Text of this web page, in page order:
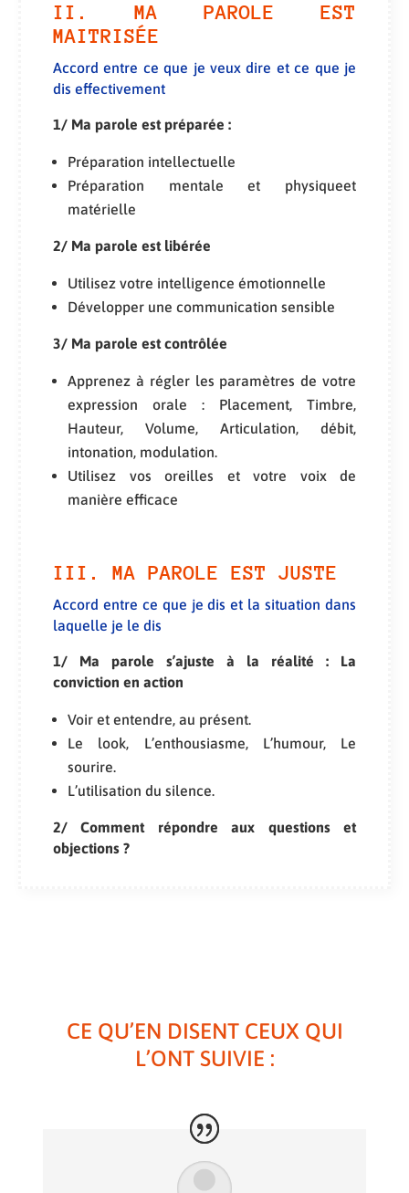
II. MA PAROLE EST
MAITRISÉE
Accord entre ce que je veux dire et ce que je
dis effectivement
1/ Ma parole est préparée :
Préparation intellectuelle
Préparation mentale et physiqueet
matérielle
2/ Ma parole est libérée
Utilisez votre intelligence émotionnelle
Développer une communication sensible
3/ Ma parole est contrôlée
Apprenez à régler les paramètres de votre
expression orale : Placement, Timbre,
Hauteur, Volume, Articulation, débit,
intonation, modulation.
Utilisez vos oreilles et votre voix de
manière efficace
III. MA PAROLE EST JUSTE
Accord entre ce que je dis et la situation dans
laquelle je le dis
1/ Ma parole s’ajuste à la réalité : La
conviction en action
Voir et entendre, au présent.
Le look, L’enthousiasme, L’humour, Le
sourire.
L’utilisation du silence.
2/ Comment répondre aux questions et
objections ?
CE QU’EN DISENT CEUX QUI
L’ONT SUIVIE :